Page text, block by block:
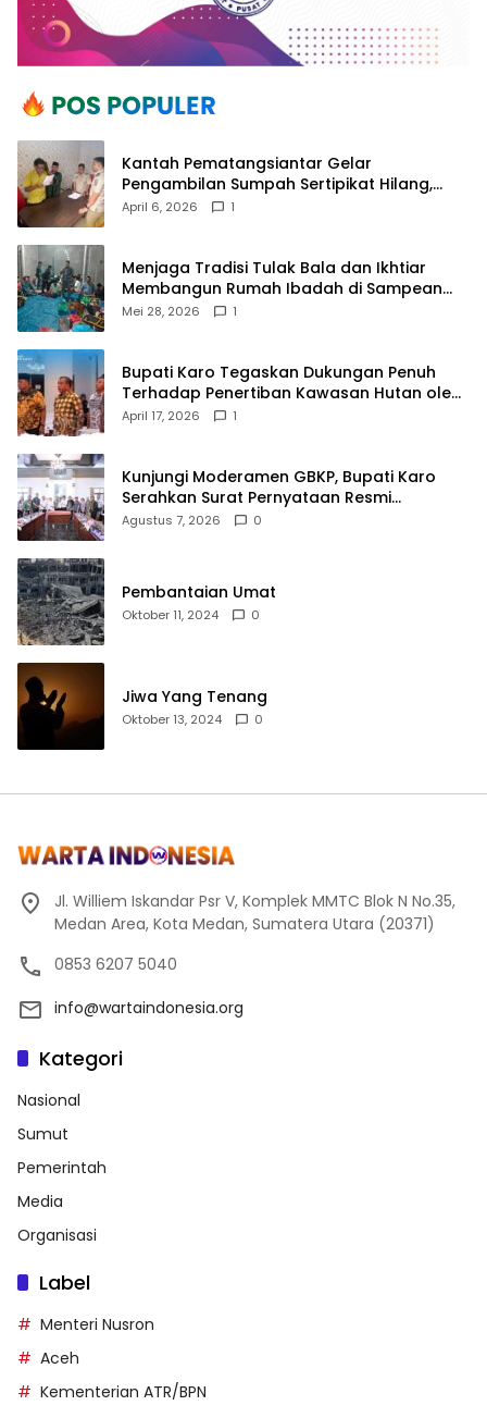
Kantah Pematangsiantar Gelar
Pengambilan Sumpah Sertipikat Hilang,
Perkuat Kepastian Hukum Pertanahan
April 6, 2026 1
Menjaga Tradisi Tulak Bala dan Ikhtiar
Membangun Rumah Ibadah di Sampean
Barat
Mei 28, 2026 1
Bupati Karo Tegaskan Dukungan Penuh
Terhadap Penertiban Kawasan Hutan oleh
Pemerintah Pusat
April 17, 2026 1
Kunjungi Moderamen GBKP, Bupati Karo
Serahkan Surat Pernyataan Resmi
Penyerahan Aset RSUD Kabanjahe
Agustus 7, 2026 0
Pembantaian Umat
Oktober 11, 2024 0
Jiwa Yang Tenang
Oktober 13, 2024 0
Jl. Williem Iskandar Psr V, Komplek MMTC Blok N No.35,
Medan Area, Kota Medan, Sumatera Utara (20371)
0853 6207 5040
info@wartaindonesia.org
Kategori
Nasional
Sumut
Pemerintah
Media
Organisasi
Label
Menteri Nusron
Aceh
Kementerian ATR/BPN